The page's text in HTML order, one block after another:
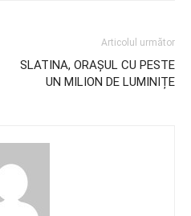
Articolul următor
SLATINA, ORAȘUL CU PESTE
UN MILION DE LUMINIȚE